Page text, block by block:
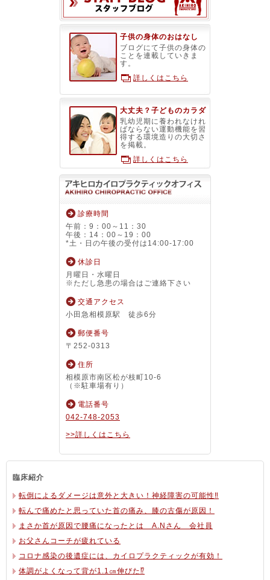
子供の身体のおはなし
ブログにて子供の身体の
ことを連載していきま
す。
詳しくはこちら
大丈夫？子どものカラダ
乳幼児期に養われなけれ
ばならない運動機能を習
得する環境造りの大切さ
を掲載。
詳しくはこちら
診療時間
午前：9：00～11：30
午後：14：00～19：00
*土・日の午後の受付は14:00-17:00
休診日
月曜日・水曜日
※ただし急患の場合はご連絡下さい
交通アクセス
小田急相模原駅 徒歩6分
郵便番号
〒252-0313
住所
相模原市南区松が枝町10-6
（※駐車場有り）
電話番号
042-748-2053
>>詳しくはこちら
臨床紹介
転倒によるダメージは意外と大きい！神経障害の可能性‼
転んで痛めたと思っていた首の痛み、膝の古傷が原因！
まさか首が原因で腰痛になったとは A.Nさん 会社員
お父さんコーチが疲れている
コロナ感染の後遺症には、カイロプラクティックが有効！
体調がよくなって背が1.1㎝伸びた⁉